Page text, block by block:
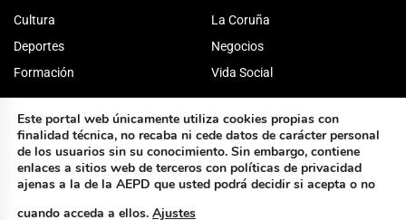
Cultura
Deportes
Formación
La Coruña
Negocios
Vida Social
Este portal web únicamente utiliza cookies propias con
finalidad técnica, no recaba ni cede datos de carácter personal
de los usuarios sin su conocimiento. Sin embargo, contiene
enlaces a sitios web de terceros con políticas de privacidad
ajenas a la de la AEPD que usted podrá decidir si acepta o no
cuando acceda a ellos. Ajustes